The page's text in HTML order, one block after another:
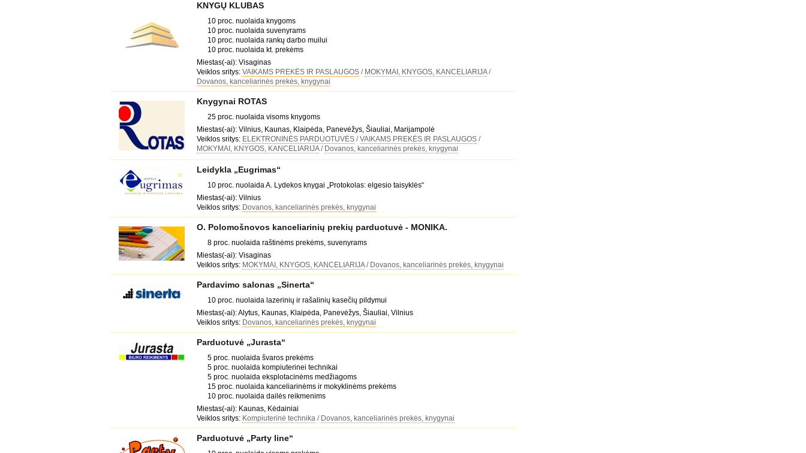
KNYGŲ KLUBAS
10 proc. nuolaida knygoms
10 proc. nuolaida suvenyrams
10 proc. nuolaida rankų darbo muilui
10 proc. nuolaida kt. prekėms
Miestas(-ai): Visaginas
Veiklos sritys: VAIKAMS PREKĖS IR PASLAUGOS/ MOKYMAI, KNYGOS, KANCELIARIJA/
Dovanos, kanceliarinės prekės, knygynai
Knygynai ROTAS
25 proc. nuolaida visoms knygoms
Miestas(-ai): Vilnius, Kaunas, Klaipėda, Panevėžys, Šiauliai, Marijampolė
Veiklos sritys: ELEKTRONINĖS PARDUOTUVĖS/VAIKAMS PREKĖS IR PASLAUGOS/
MOKYMAI, KNYGOS, KANCELIARIJA/ Dovanos, kanceliarinės prekės, knygynai
Leidykla „Eugrimas“
10 proc. nuolaida A. Lydekos knygai „Protokolas: elgesio taisyklės“
Miestas(-ai): Vilnius
Veiklos sritys: Dovanos, kanceliarinės prekės, knygynai
O. Polomošnovos kanceliarinių prekių parduotuvė - MONIKA.
8 proc. nuolaida raštinėms prekėms, suvenyrams
Miestas(-ai): Visaginas
Veiklos sritys: MOKYMAI, KNYGOS, KANCELIARIJA/ Dovanos, kanceliarinės prekės, knygynai
Pardavimo salonas „Sinerta“
10 proc. nuolaida lazerinių ir rašalinių kasečių pildymui
Miestas(-ai): Alytus, Kaunas, Klaipėda, Panevėžys, Šiauliai, Vilnius
Veiklos sritys: Dovanos, kanceliarinės prekės, knygynai
Parduotuvė „Jurasta“
5 proc. nuolaida švaros prekėms
5 proc. nuolaida kompiuterinei technikai
5 proc. nuolaida eksplotacinėms medžiagoms
15 proc. nuolaida kanceliarinėms ir mokyklinėms prekėms
10 proc. nuolaida dailės reikmenims
Miestas(-ai): Kaunas, Kėdainiai
Veiklos sritys: Kompiuterinė technika/ Dovanos, kanceliarinės prekės, knygynai
Parduotuvė „Party line“